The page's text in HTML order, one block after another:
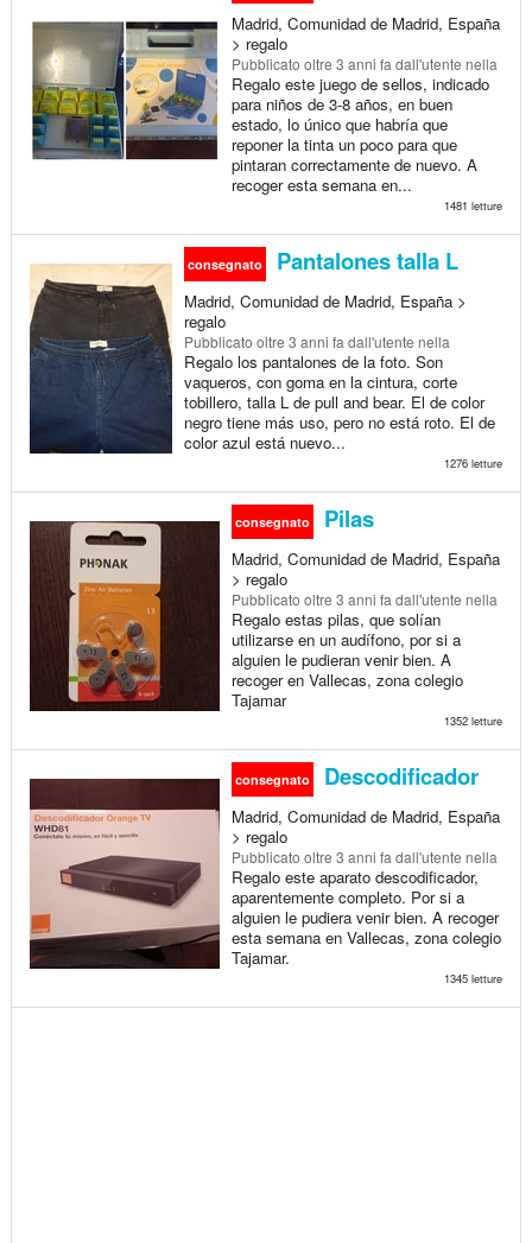
Madrid, Comunidad de Madrid, España
> regalo
Pubblicato oltre 3 anni fa dall'utente nella
Regalo este juego de sellos, indicado
para niños de 3-8 años, en buen
estado, lo único que habría que
reponer la tinta un poco para que
pintaran correctamente de nuevo. A
recoger esta semana en...
1481 letture
consegnato Pantalones talla L
Madrid, Comunidad de Madrid, España >
regalo
Pubblicato oltre 3 anni fa dall'utente nella
Regalo los pantalones de la foto. Son
vaqueros, con goma en la cintura, corte
tobillero, talla L de pull and bear. El de color
negro tiene más uso, pero no está roto. El de
color azul está nuevo...
1276 letture
consegnato Pilas
Madrid, Comunidad de Madrid, España
> regalo
Pubblicato oltre 3 anni fa dall'utente nella
Regalo estas pilas, que solían
utilizarse en un audífono, por si a
alguien le pudieran venir bien. A
recoger en Vallecas, zona colegio
Tajamar
1352 letture
consegnato Descodificador
Madrid, Comunidad de Madrid, España
> regalo
Pubblicato oltre 3 anni fa dall'utente nella
Regalo este aparato descodificador,
aparentemente completo. Por si a
alguien le pudiera venir bien. A recoger
esta semana en Vallecas, zona colegio
Tajamar.
1345 letture